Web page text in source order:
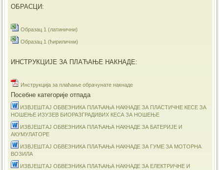
ОБРАСЦИ:
Образац 1 (латинични)
Образац 1 (ћирилични)
ИНСТРУКЦИЈЕ ЗА ПЛАЋАЊЕ НАКНАДЕ:
Инструкција за плаћање обрачунате накнаде
Посебне категорије отпада
ИЗВЈЕШТАЈ ОБВЕЗНИКА ПЛАЋАЊА НАКНАДЕ ЗА ПЛАСТИЧНЕ КЕСЕ ЗА
НОШЕЊЕ ИЗУЗЕВ БИОРАЗГРАДИВИХ КЕСА ЗА НОШЕЊЕ
ИЗВЈЕШТАЈ ОБВЕЗНИКА ПЛАЋАЊА НАКНАДЕ ЗА БАТЕРИЈЕ И
АКУМУЛАТОРЕ
ИЗВЈЕШТАЈ ОБВЕЗНИКА ПЛАЋАЊА НАКНАДЕ ЗА ГУМЕ ЗА МОТОРНА
ВОЗИЛА
ИЗВЈЕШТАЈ ОБВЕЗНИКА ПЛАЋАЊА НАКНАДЕ ЗА ЕЛЕКТРИЧНЕ И